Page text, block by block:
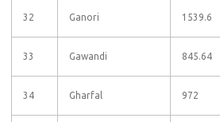
32 Ganori 1539.6
33 Gawandi 845.64
34 Gharfal 972